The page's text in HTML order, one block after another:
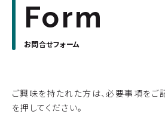
Form
お問合せフォーム
ご興味を持たれた方は、必要事項をご
を押してください。